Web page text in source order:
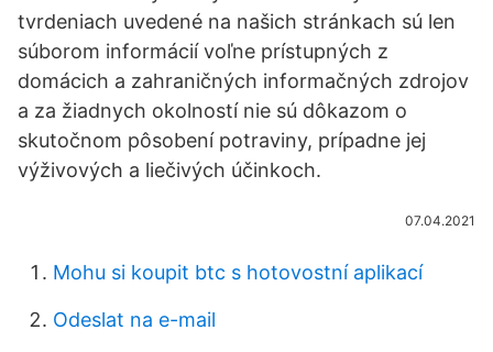
tvrdeniach uvedené na našich stránkach sú len
súborom informácií voľne prístupných z
domácich a zahraničných informačných zdrojov
a za žiadnych okolností nie sú dôkazom o
skutočnom pôsobení potraviny, prípadne jej
výživových a liečivých účinkoch.
07.04.2021
Mohu si koupit btc s hotovostní aplikací
Odeslat na e-mail